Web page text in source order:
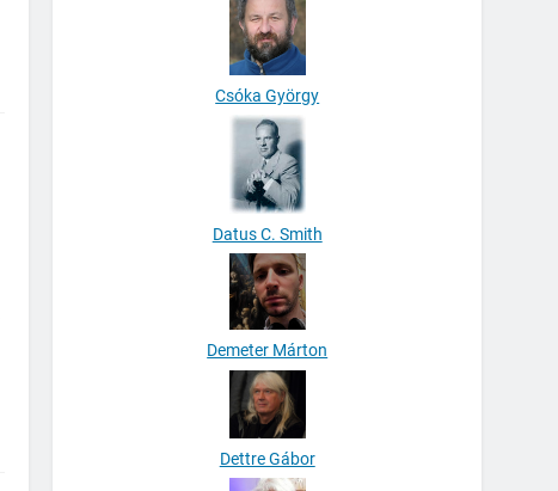
Csóka György
Datus C. Smith
Demeter Márton
Dettre Gábor